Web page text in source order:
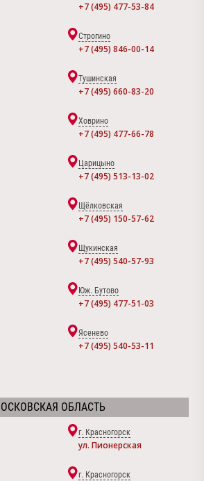
+7 (495) 477-53-84
Строгино
+7 (495) 846-00-14
Тушинская
+7 (495) 660-83-20
Ховрино
+7 (495) 477-66-78
Царицыно
+7 (495) 513-13-02
Щёлковская
+7 (495) 150-57-62
Щукинская
+7 (495) 540-57-93
Юж. Бутово
+7 (495) 477-51-03
Ясенево
+7 (495) 540-53-11
ОБЛАСТЬ
г. Красногорск
ул. Пионерская
г. Красногорск